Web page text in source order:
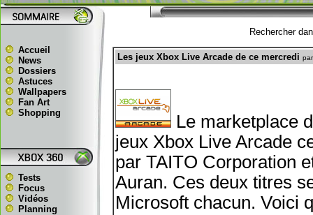
Accueil
News
Dossiers
Astuces
Wallpapers
Fan Art
Shopping
Tests
Focus
Vidéos
Planning
Rechercher
Les jeux Xbox Live Arcade de ce mercredi
Le marketplace
jeux Xbox Live Arcade
par TAITO Corporation
Auran. Ces deux titres
Microsoft chacun. Voici